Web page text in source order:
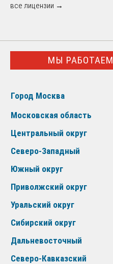
все лицензии →
МЫ
Город Москва
Московская область
Центральный округ
Северо-Западный
Южный округ
Приволжский округ
Уральский округ
Сибирский округ
Дальневосточный
Северо-Кавказский